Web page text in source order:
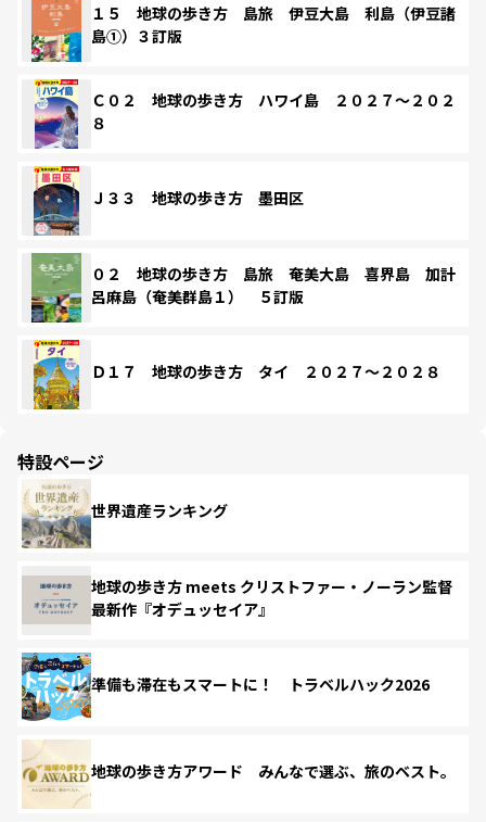
１５ 地球の歩き方 島旅 伊豆大島 利島（伊豆諸
島①）３訂版
Ｃ０２ 地球の歩き方 ハワイ島 ２０２７～２０２
８
Ｊ３３ 地球の歩き方 墨田区
０２ 地球の歩き方 島旅 奄美大島 喜界島 加計
呂麻島（奄美群島１） ５訂版
Ｄ１７ 地球の歩き方 タイ ２０２７～２０２８
特設ページ
世界遺産ランキング
地球の歩き方 meets クリストファー・ノーラン監督
最新作『オデュッセイア』
準備も滞在もスマートに！ トラベルハック2026
地球の歩き方アワード みんなで選ぶ、旅のベスト。